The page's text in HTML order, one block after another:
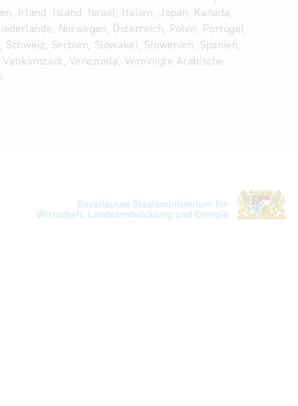
Irland, Island, Israel, Italien, Japan, Kanada,
Norwegen, Österreich, Polen, Portugal,
Serbien, Slowakei, Slowenien, Spanien,
Venezuela, Vereinigte Arabische